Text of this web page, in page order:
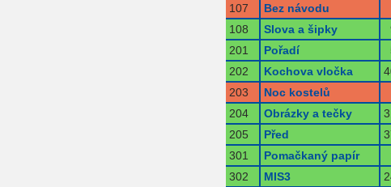
107
Bez návodu
108
Slova a šipky
201
Pořadí
202
Kochova vločka
203
Noc kostelů
204
Obrázky a tečky
205
Před
301
Pomačkaný papír
302
MIS3